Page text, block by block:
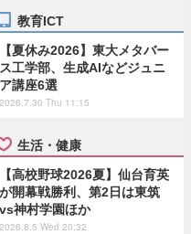
教育ICT
【夏休み2026】東大メタバー
ス工学部、生成AIなどジュニ
ア講座6選
2026.7.30 Thu 11:15
生活・健康
【高校野球2026夏】仙台育英
が開幕戦勝利、第2日は東筑
vs神村学園ほか
2026.8.5 Wed 20:32